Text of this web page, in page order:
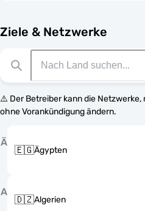
Ziele & Netzwerke
⚠️ Der Betreiber kann die Netzwerke,
ohne Vorankündigung ändern.
Ä
🇪🇬Ägypten
A
🇩🇿Algerien